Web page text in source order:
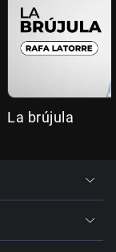
La brújula